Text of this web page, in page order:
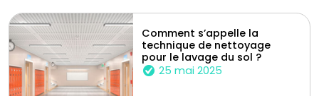
Comment s’appelle la
technique de nettoyage
pour le lavage du sol ?
25 mai 2025